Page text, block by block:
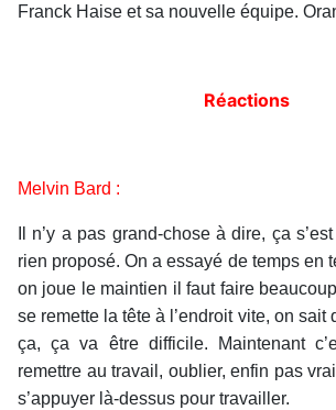
Franck Haise et sa nouvelle équipe.
Réactions
Melvin Bard :
Il n’y a pas grand-chose à dire, ça
rien proposé. On a essayé de temps en
on joue le maintien il faut faire
se remette la tête à l’endroit vite, on sait
ça, ça va être difficile. Maintenant
remettre au travail, oublier, enfin pas
s’appuyer là-dessus pour travailler.